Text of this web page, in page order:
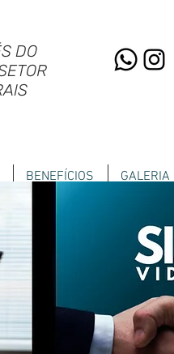
DO
BENEFÍCIOS GALERIA